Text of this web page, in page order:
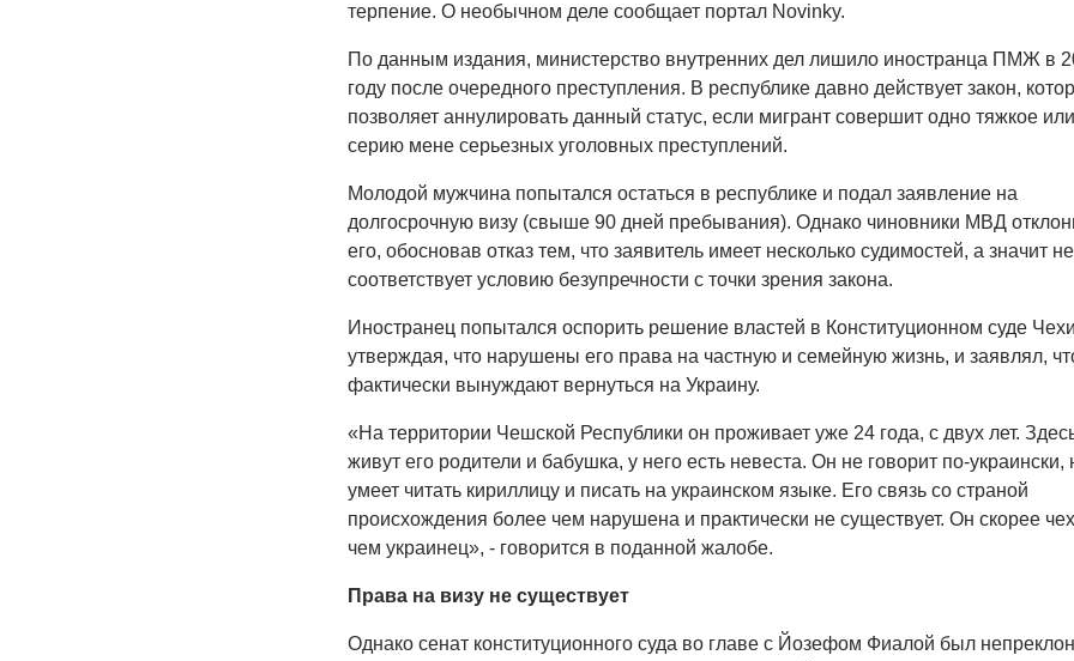
терпение. О необычном деле сообщает портал Novinky.
По данным издания, министерство внутренних дел лишило иностранца ПМЖ в
году после очередного преступления. В республике давно действует закон,
позволяет аннулировать данный статус, если мигрант совершит одно тяжкое
серию мене серьезных уголовных преступлений.
Молодой мужчина попытался остаться в республике и подал заявление на
долгосрочную визу (свыше 90 дней пребывания). Однако чиновники МВД
его, обосновав отказ тем, что заявитель имеет несколько судимостей, а значит не
соответствует условию безупречности с точки зрения закона.
Иностранец попытался оспорить решение властей в Конституционном суде
утверждая, что нарушены его права на частную и семейную жизнь, и заявлял,
фактически вынуждают вернуться на Украину.
«На территории Чешской Республики он проживает уже 24 года, с двух лет.
живут его родители и бабушка, у него есть невеста. Он не говорит по-украински,
умеет читать кириллицу и писать на украинском языке. Его связь со страной
происхождения более чем нарушена и практически не существует. Он скорее
чем украинец», - говорится в поданной жалобе.
Права на визу не существует
Однако сенат конституционного суда во главе с Йозефом Фиалой был